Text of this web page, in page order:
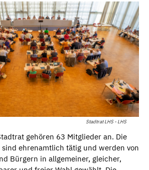
Stadtrat LHS - LHS
gehören 63 Mitglieder an. Die
ehrenamtlich tätig und werden von
Bürgern in allgemeiner, gleicher,